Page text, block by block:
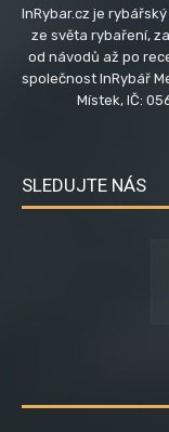
InRybar.cz je
ze světa rybaření,
od návodů až po
společnost InRybář
Místek, IČ:
SLEDUJTE NÁS